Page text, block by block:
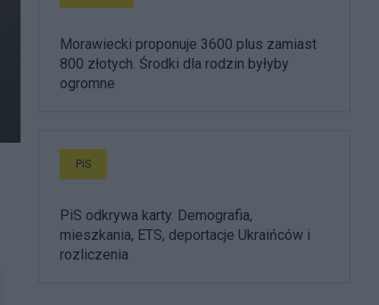
Morawiecki proponuje 3600 plus zamiast
800 złotych. Środki dla rodzin byłyby
ogromne
PiS
PiS odkrywa karty. Demografia,
mieszkania, ETS, deportacje Ukraińców i
rozliczenia